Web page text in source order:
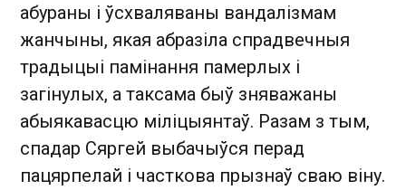
абураны і ўсхваляваны вандалізмам
жанчыны, якая абразіла спрадвечныя
традыцыі памінання памерлых і
загінулых, а таксама быў зняважаны
абыякавасцю міліцыянтаў. Разам з тым,
спадар Сяргей выбачыўся перад
пацярпелай і часткова прызнаў сваю віну.